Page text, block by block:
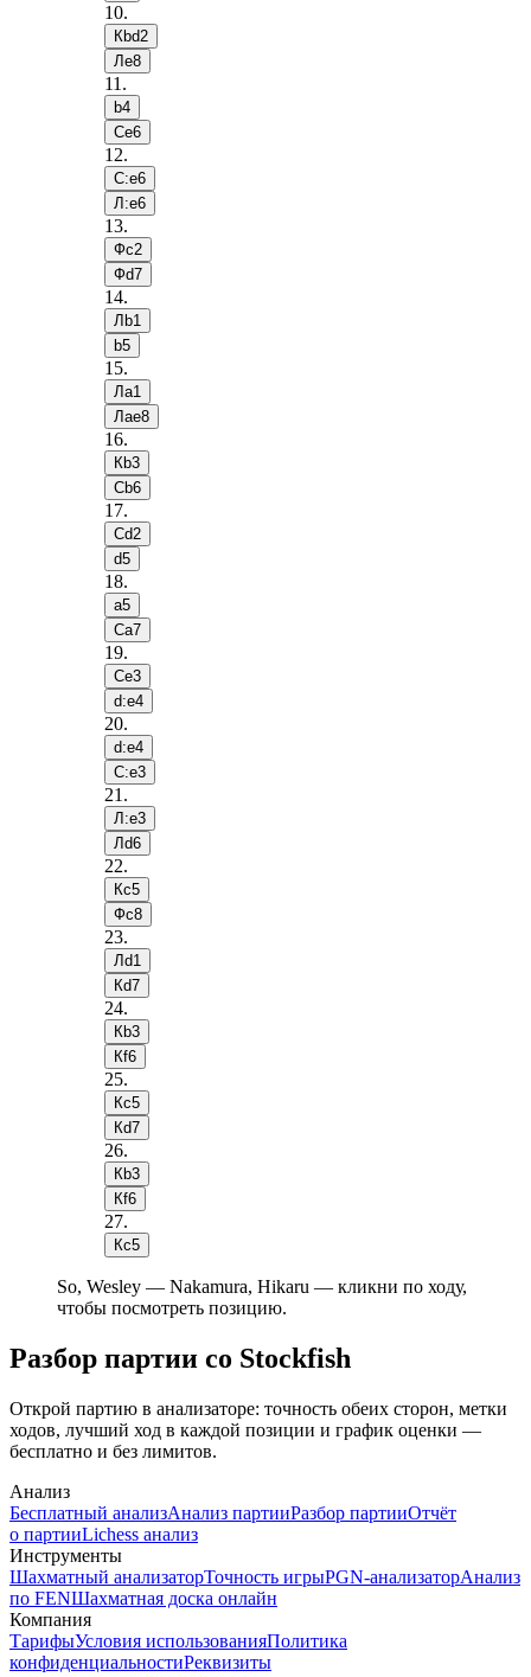
10.
Кbd2
Лe8
11 .
b4
Сe6
12.
С:e6
Л:e6
13.
Фc2
Фd7
14.
Лb1
b5
15.
Лa1
Лae8
16.
Кb3
Сb6
17.
Сd2
d5
18.
a5
Сa7
19.
Сe3
d:e4
20.
d:e4
С:e3
21 .
Л:e3
Лd6
22.
Кc5
Фc8
23.
Лd1
Кd7
24.
Кb3
Кf6
25.
Кc5
Кd7
26.
Кb3
Кf6
27.
Кc5
So, Wesley — Nakamura, Hikaru — кликни по ходу,
чтобы посмотреть позицию.
Разбор партии со Stockfish
Открой партию в анализаторе: точность обеих сторон, метки
ходов, лучший ход в каждой позиции и график оценки —
бесплатно и без лимитов.
Анализ
Бесплатный анализАнализ партииРазбор партииОтчёт
о партииLichess анализ
Инструменты
Шахматный анализаторТочность игрыPGN-анализаторАнализ
по FENШахматная доска онлайн
Компания
ТарифыУсловия использованияПолитика
конфиденциальностиРеквизиты